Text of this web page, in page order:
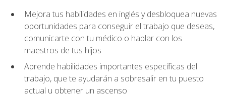
Mejora tus habilidades en inglés y desbloquea nuevas
oportunidades para conseguir el trabajo que deseas,
comunicarte con tu médico o hablar con los
maestros de tus hijos
Aprende habilidades importantes específicas del
trabajo, que te ayudarán a sobresalir en tu puesto
actual u obtener un ascenso